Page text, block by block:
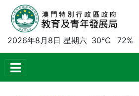
2026年8月8日 星期六 30°C 72%